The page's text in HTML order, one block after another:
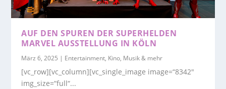
AUF DEN SPUREN DER SUPERHELDEN
MARVEL AUSSTELLUNG IN KÖLN
März 6, 2025 | Entertainment, Kino, Musik & mehr
[vc_row][vc_column][vc_single_image image=“8342″
img_size=“full“...